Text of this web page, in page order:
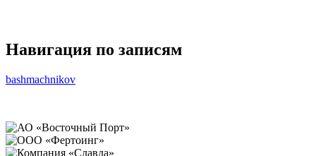
Навигация по записям
bashmachnikov